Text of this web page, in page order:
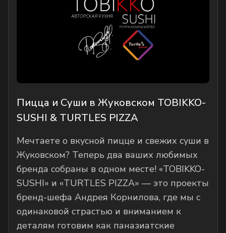
Пицца и Суши в Жуковском TOBIKKO-
SUSHI & TURTLES PIZZA
Мечтаете о вкусной пицце и свежих суши в
Жуковском? Теперь два ваших любимых
бренда собраны в одном месте! «TOBIKKO-
SUSHI» и «TURTLES PIZZA» — это проекты
бренд-шефа Андрея Корнилова, где мы с
одинаковой страстью и вниманием к
деталям готовим как паназиатские